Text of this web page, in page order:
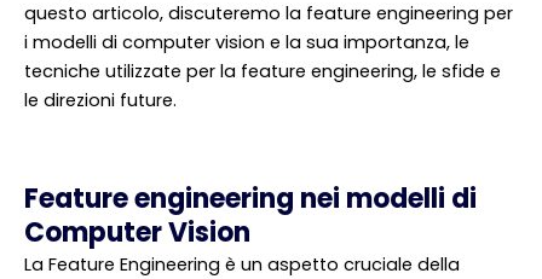
questo articolo, discuteremo la feature engineering per
i modelli di computer vision e la sua importanza, le
tecniche utilizzate per la feature engineering, le sfide e
le direzioni future.
Feature engineering nei modelli di
Computer Vision
La Feature Engineering è un aspetto cruciale della